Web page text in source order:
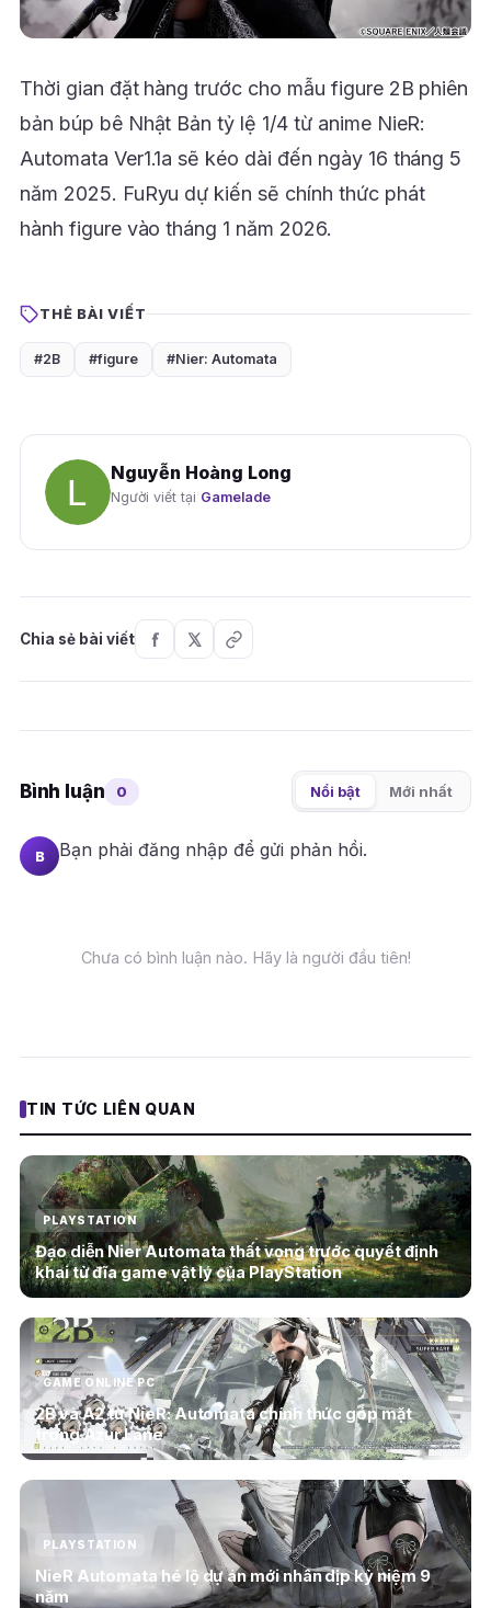
Thời gian đặt hàng trước cho mẫu figure 2B phiên
bản búp bê Nhật Bản tỷ lệ 1/4 từ anime NieR:
Automata Ver1.1a sẽ kéo dài đến ngày 16 tháng 5
năm 2025. FuRyu dự kiến sẽ chính thức phát
hành figure vào tháng 1 năm 2026.
THẺ BÀI VIẾT
#2B #figure #Nier: Automata
Nguyễn Hoàng Long
Người viết tại Gamelade
Chia sẻ bài viết
Bình luận 0 Nổi bật Mới nhất
B Bạn phải đăng nhập để gửi phản hồi.
Chưa có bình luận nào. Hãy là người đầu tiên!
TIN TỨC LIÊN QUAN
PLAYSTATION
Đạo diễn Nier Automata thất vọng trước quyết định
khai tử đĩa game vật lý của PlayStation
GAME ONLINE PC
2B và A2 từ NieR: Automata chính thức góp mặt
trong Azur Lane
PLAYSTATION
NieR Automata hé lộ dự án mới nhân dịp kỷ niệm 9
năm